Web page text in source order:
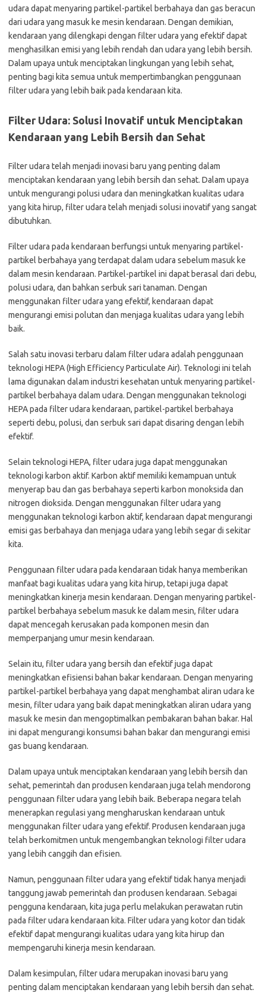
udara dapat menyaring partikel-partikel berbahaya dan gas beracun
dari udara yang masuk ke mesin kendaraan. Dengan demikian,
kendaraan yang dilengkapi dengan filter udara yang efektif dapat
menghasilkan emisi yang lebih rendah dan udara yang lebih bersih.
Dalam upaya untuk menciptakan lingkungan yang lebih sehat,
penting bagi kita semua untuk mempertimbangkan penggunaan
filter udara yang lebih baik pada kendaraan kita.
Filter Udara: Solusi Inovatif untuk Menciptakan
Kendaraan yang Lebih Bersih dan Sehat
Filter udara telah menjadi inovasi baru yang penting dalam
menciptakan kendaraan yang lebih bersih dan sehat. Dalam upaya
untuk mengurangi polusi udara dan meningkatkan kualitas udara
yang kita hirup, filter udara telah menjadi solusi inovatif yang sangat
dibutuhkan.
Filter udara pada kendaraan berfungsi untuk menyaring partikel-
partikel berbahaya yang terdapat dalam udara sebelum masuk ke
dalam mesin kendaraan. Partikel-partikel ini dapat berasal dari debu,
polusi udara, dan bahkan serbuk sari tanaman. Dengan
menggunakan filter udara yang efektif, kendaraan dapat
mengurangi emisi polutan dan menjaga kualitas udara yang lebih
baik.
Salah satu inovasi terbaru dalam filter udara adalah penggunaan
teknologi HEPA (High Efficiency Particulate Air). Teknologi ini telah
lama digunakan dalam industri kesehatan untuk menyaring partikel-
partikel berbahaya dalam udara. Dengan menggunakan teknologi
HEPA pada filter udara kendaraan, partikel-partikel berbahaya
seperti debu, polusi, dan serbuk sari dapat disaring dengan lebih
efektif.
Selain teknologi HEPA, filter udara juga dapat menggunakan
teknologi karbon aktif. Karbon aktif memiliki kemampuan untuk
menyerap bau dan gas berbahaya seperti karbon monoksida dan
nitrogen dioksida. Dengan menggunakan filter udara yang
menggunakan teknologi karbon aktif, kendaraan dapat mengurangi
emisi gas berbahaya dan menjaga udara yang lebih segar di sekitar
kita.
Penggunaan filter udara pada kendaraan tidak hanya memberikan
manfaat bagi kualitas udara yang kita hirup, tetapi juga dapat
meningkatkan kinerja mesin kendaraan. Dengan menyaring partikel-
partikel berbahaya sebelum masuk ke dalam mesin, filter udara
dapat mencegah kerusakan pada komponen mesin dan
memperpanjang umur mesin kendaraan.
Selain itu, filter udara yang bersih dan efektif juga dapat
meningkatkan efisiensi bahan bakar kendaraan. Dengan menyaring
partikel-partikel berbahaya yang dapat menghambat aliran udara ke
mesin, filter udara yang baik dapat meningkatkan aliran udara yang
masuk ke mesin dan mengoptimalkan pembakaran bahan bakar. Hal
ini dapat mengurangi konsumsi bahan bakar dan mengurangi emisi
gas buang kendaraan.
Dalam upaya untuk menciptakan kendaraan yang lebih bersih dan
sehat, pemerintah dan produsen kendaraan juga telah mendorong
penggunaan filter udara yang lebih baik. Beberapa negara telah
menerapkan regulasi yang mengharuskan kendaraan untuk
menggunakan filter udara yang efektif. Produsen kendaraan juga
telah berkomitmen untuk mengembangkan teknologi filter udara
yang lebih canggih dan efisien.
Namun, penggunaan filter udara yang efektif tidak hanya menjadi
tanggung jawab pemerintah dan produsen kendaraan. Sebagai
pengguna kendaraan, kita juga perlu melakukan perawatan rutin
pada filter udara kendaraan kita. Filter udara yang kotor dan tidak
efektif dapat mengurangi kualitas udara yang kita hirup dan
mempengaruhi kinerja mesin kendaraan.
Dalam kesimpulan, filter udara merupakan inovasi baru yang
penting dalam menciptakan kendaraan yang lebih bersih dan sehat.